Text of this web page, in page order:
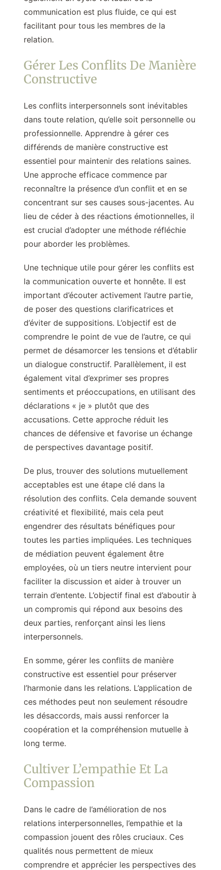
communication est plus fluide, ce qui est
facilitant pour tous les membres de la
relation.
Gérer Les Conflits De Manière
Constructive
Les conflits interpersonnels sont inévitables
dans toute relation, qu’elle soit personnelle ou
professionnelle. Apprendre à gérer ces
différends de manière constructive est
essentiel pour maintenir des relations saines.
Une approche efficace commence par
reconnaître la présence d’un conflit et en se
concentrant sur ses causes sous-jacentes. Au
lieu de céder à des réactions émotionnelles, il
est crucial d’adopter une méthode réfléchie
pour aborder les problèmes.
Une technique utile pour gérer les conflits est
la communication ouverte et honnête. Il est
important d’écouter activement l’autre partie,
de poser des questions clarificatrices et
d’éviter de suppositions. L’objectif est de
comprendre le point de vue de l’autre, ce qui
permet de désamorcer les tensions et d’établir
un dialogue constructif. Parallèlement, il est
également vital d’exprimer ses propres
sentiments et préoccupations, en utilisant des
déclarations « je » plutôt que des
accusations. Cette approche réduit les
chances de défensive et favorise un échange
de perspectives davantage positif.
De plus, trouver des solutions mutuellement
acceptables est une étape clé dans la
résolution des conflits. Cela demande souvent
créativité et flexibilité, mais cela peut
engendrer des résultats bénéfiques pour
toutes les parties impliquées. Les techniques
de médiation peuvent également être
employées, où un tiers neutre intervient pour
faciliter la discussion et aider à trouver un
terrain d’entente. L’objectif final est d’aboutir à
un compromis qui répond aux besoins des
deux parties, renforçant ainsi les liens
interpersonnels.
En somme, gérer les conflits de manière
constructive est essentiel pour préserver
l’harmonie dans les relations. L’application de
ces méthodes peut non seulement résoudre
les désaccords, mais aussi renforcer la
coopération et la compréhension mutuelle à
long terme.
Cultiver L’empathie Et La
Compassion
Dans le cadre de l’amélioration de nos
relations interpersonnelles, l’empathie et la
compassion jouent des rôles cruciaux. Ces
qualités nous permettent de mieux
comprendre et apprécier les perspectives des